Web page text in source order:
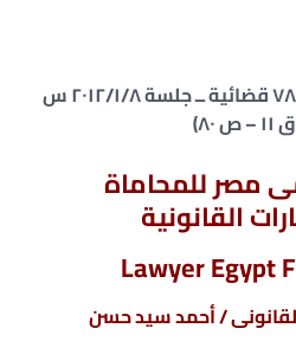
﴿الطعن رقم ١٠١٥٨ لسنة ٧٨ قضائية ــ جلسة ٢٠١٢/١/٨ س
مصر للمحاماة
القانونية
/ أحمد سيد حسن